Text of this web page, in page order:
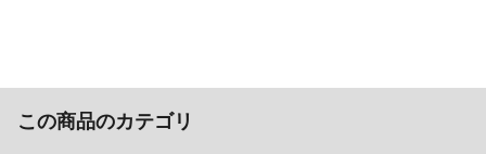
この商品のカテゴリ